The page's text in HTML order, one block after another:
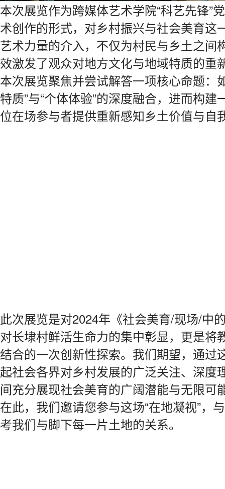
本次展览作为跨媒体艺术学院“科艺先锋”
术创作的形式，对乡村振兴与社会美育这
艺术力量的介入，不仅为村民与乡土之间
效激发了观众对地方文化与地域特质的重
本次展览聚焦并尝试解答一项核心命题：
特质”与“个体体验”的深度融合，进而构
位在场参与者提供重新感知乡土价值与自
此次展览是对2024年《社会美育/现场/中
对长埭村鲜活生命力的集中彰显，更是将
结合的一次创新性探索。我们期望，通过
起社会各界对乡村发展的广泛关注、深度
间充分展现社会美育的广阔潜能与无限可
在此，我们邀请您参与这场“在地凝视”，
考我们与脚下每一片土地的关系。